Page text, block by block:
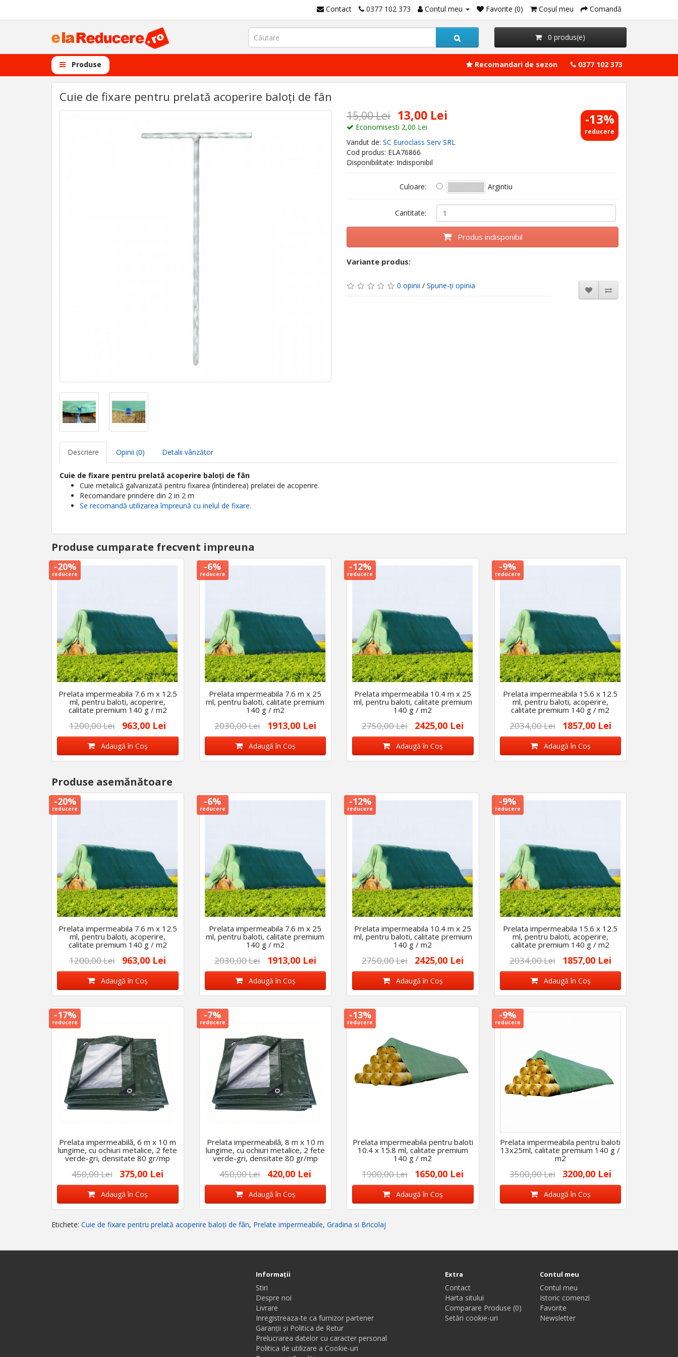
Contact 0377 102 373 Contul meu Favorite (0) Coşul meu Comandă
0 produs(e)
Produse Recomandari de sezon 0377 102 373
Cuie de fixare pentru prelată acoperire baloți de fân
-13%
reducere
15,00 Lei 13,00 Lei
Economisesti 2,00 Lei
Vandut de: SC Euroclass Serv SRL
Cod produs: ELA76866
Disponibilitate: Indisponibil
Culoare: Argintiu
Cantitate:
Produs indisponibil
Variante produs:
0 opinii / Spune-ţi opinia
Descriere Opinii (0) Detalii vânzător
Cuie de fixare pentru prelată acoperire baloți de fân
Cuie metalică galvanizată pentru fixarea (întinderea) prelatei de acoperire.
Recomandare prindere din 2 in 2 m
Se recomandă utilizarea împreună cu inelul de fixare.
Produse cumparate frecvent impreuna
-20%
reducere
Prelata impermeabila 7.6 m x 12.5
ml, pentru baloti, acoperire,
calitate premium 140 g / m2
1200,00 Lei 963,00 Lei
Adaugă în Coş
-6%
reducere
Prelata impermeabila 7.6 m x 25
ml, pentru baloti, calitate premium
140 g / m2
2030,00 Lei 1913,00 Lei
Adaugă în Coş
-12%
reducere
Prelata impermeabila 10.4 m x 25
ml, pentru baloti, calitate premium
140 g / m2
2750,00 Lei 2425,00 Lei
Adaugă în Coş
-9%
reducere
Prelata impermeabila 15.6 x 12.5
ml, pentru baloti, acoperire,
calitate premium 140 g / m2
2034,00 Lei 1857,00 Lei
Adaugă în Coş
Produse asemănătoare
-20%
reducere
Prelata impermeabila 7.6 m x 12.5
ml, pentru baloti, acoperire,
calitate premium 140 g / m2
1200,00 Lei 963,00 Lei
Adaugă în Coş
-6%
reducere
Prelata impermeabila 7.6 m x 25
ml, pentru baloti, calitate premium
140 g / m2
2030,00 Lei 1913,00 Lei
Adaugă în Coş
-12%
reducere
Prelata impermeabila 10.4 m x 25
ml, pentru baloti, calitate premium
140 g / m2
2750,00 Lei 2425,00 Lei
Adaugă în Coş
-9%
reducere
Prelata impermeabila 15.6 x 12.5
ml, pentru baloti, acoperire,
calitate premium 140 g / m2
2034,00 Lei 1857,00 Lei
Adaugă în Coş
-17%
reducere
Prelata impermeabilă, 6 m x 10 m
lungime, cu ochiuri metalice, 2 fete
verde-gri, densitate 80 gr/mp
450,00 Lei 375,00 Lei
Adaugă în Coş
-7%
reducere
Prelata impermeabilă, 8 m x 10 m
lungime, cu ochiuri metalice, 2 fete
verde-gri, densitate 80 gr/mp
450,00 Lei 420,00 Lei
Adaugă în Coş
-13%
reducere
Prelata impermeabila pentru baloti
10.4 x 15.8 ml, calitate premium
140 g / m2
1900,00 Lei 1650,00 Lei
Adaugă în Coş
-9%
reducere
Prelata impermeabila pentru baloti
13x25ml, calitate premium 140 g /
m2
3500,00 Lei 3200,00 Lei
Adaugă în Coş
Etichete: Cuie de fixare pentru prelată acoperire baloți de fân, Prelate impermeabile, Gradina si Bricolaj
Informaţii
Stiri
Despre noi
Livrare
Inregistreaza-te ca furnizor partener
Garanții și Politica de Retur
Prelucrarea datelor cu caracter personal
Politica de utilizare a Cookie-uri
Extra
Contact
Harta sitului
Comparare Produse (0)
Setări cookie-uri
Contul meu
Contul meu
Istoric comenzi
Favorite
Newsletter